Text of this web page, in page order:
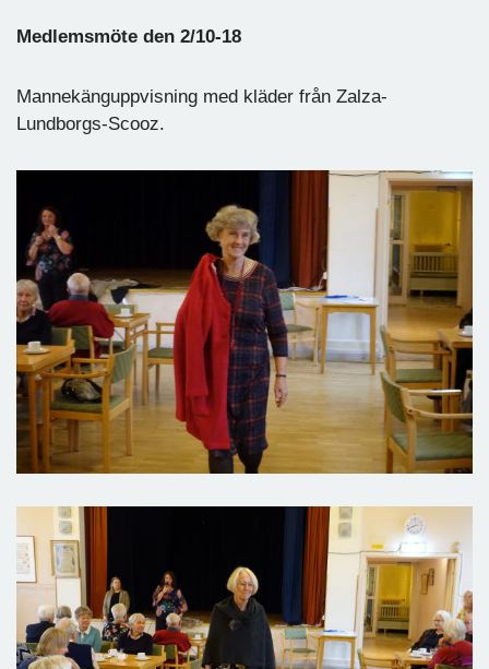
Medlemsmöte den 2/10-18
Mannekänguppvisning med kläder från Zalza-
Lundborgs-Scooz.